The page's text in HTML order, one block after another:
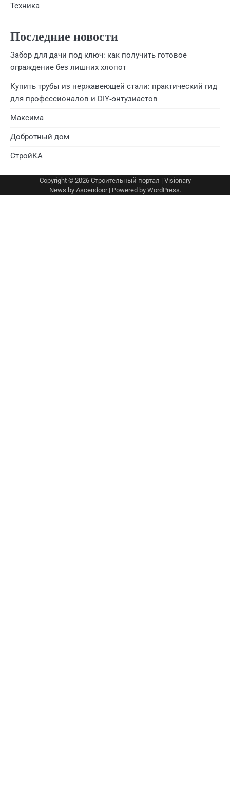
Техника
Последние новости
Забор для дачи под ключ: как получить готовое
ограждение без лишних хлопот
Купить трубы из нержавеющей стали: практический гид
для профессионалов и DIY‑энтузиастов
Максима
Добротный дом
СтройКА
Copyright © 2026 Строительный портал | Visionary
News by Ascendoor| Powered by WordPress.